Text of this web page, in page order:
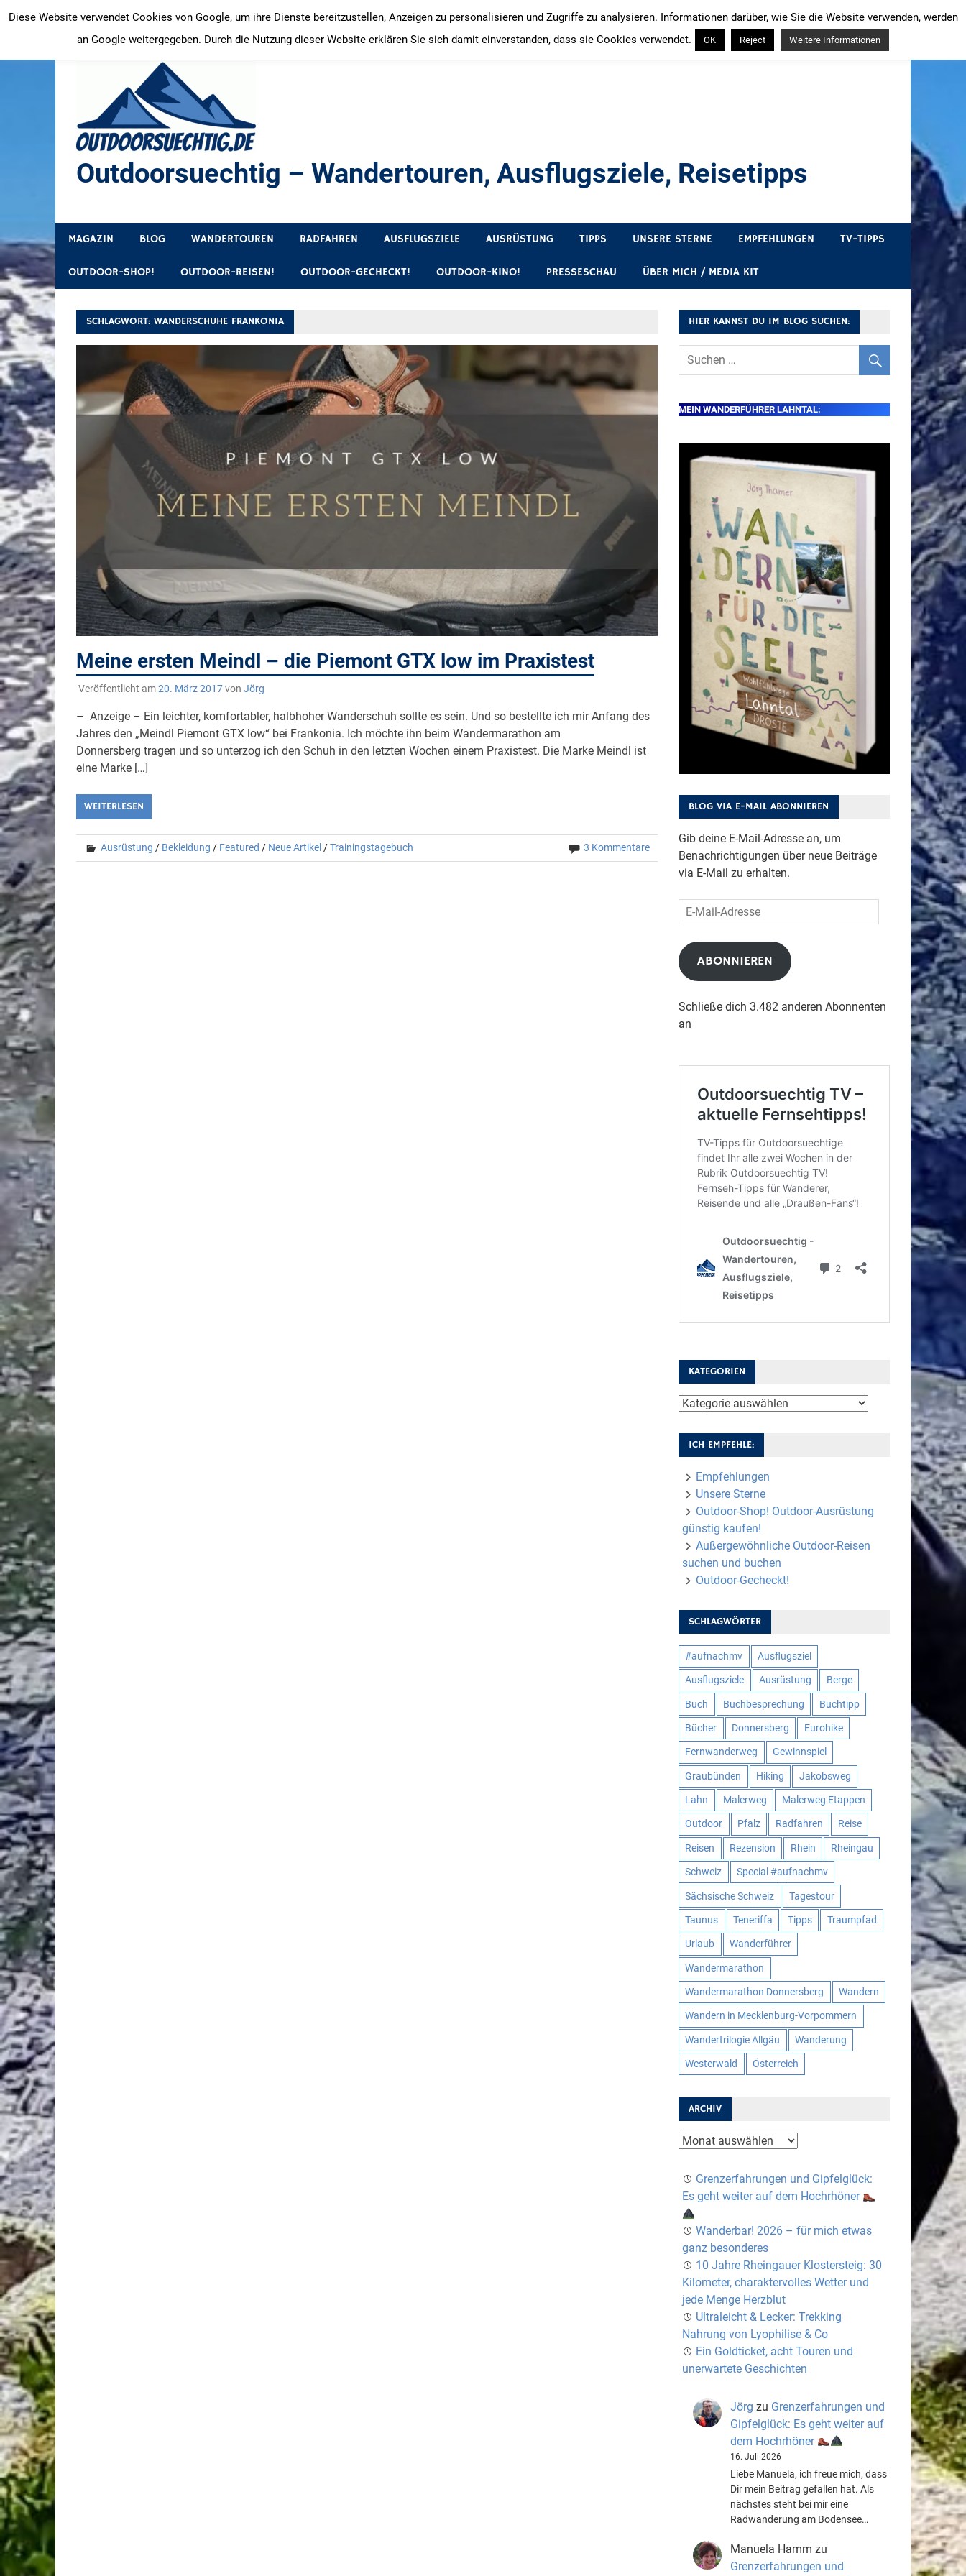
Inhalt
springen
Outdoorsuechtig – Wandertouren, Ausflugsziele, Reisetipps
MAGAZIN BLOG WANDERTOUREN RADFAHREN AUSFLUGSZIELE AUSRÜSTUNG TIPPS UNSERE STERNE EMPFEHLUNGEN TV-TIPPS
OUTDOOR-SHOP! OUTDOOR-REISEN! OUTDOOR-GECHECKT! OUTDOOR-KINO! PRESSESCHAU ÜBER MICH / MEDIA KIT
SCHLAGWORT: WANDERSCHUHE FRANKONIA
Meine ersten Meindl – die Piemont GTX low im Praxistest
Veröffentlicht am20. März 2017von Jörg
– Anzeige – Ein leichter, komfortabler, halbhoher Wanderschuh sollte es sein. Und so bestellte ich mir Anfang des
Jahres den „Meindl Piemont GTX low“ bei Frankonia. Ich möchte ihn beim Wandermarathon am
Donnersberg tragen und so unterzog ich den Schuh in den letzten Wochen einem Praxistest. Die Marke Meindl ist
eine Marke […]
WEITERLESEN
Ausrüstung / Bekleidung / Featured / Neue Artikel /Trainingstagebuch 3 Kommentare
HIER KANNST DU IM BLOG SUCHEN:
MEIN WANDERFÜHRER LAHNTAL:
BLOG VIA E-MAIL ABONNIEREN
Gib deine E-Mail-Adresse an, um
Benachrichtigungen über neue Beiträge
via E-Mail zu erhalten.
E-
Mail-
Adresse
ABONNIEREN
Schließe dich 3.482 anderen Abonnenten
an
KATEGORIEN
Kategorien
ICH EMPFEHLE:
Empfehlungen
Unsere Sterne
Outdoor-Shop! Outdoor-Ausrüstung
günstig kaufen!
Außergewöhnliche Outdoor-Reisen
suchen und buchen
Outdoor-Gecheckt!
SCHLAGWÖRTER
#aufnachmv Ausflugsziel
Ausflugsziele Ausrüstung Berge
Buch Buchbesprechung Buchtipp
Bücher Donnersberg Eurohike
Fernwanderweg Gewinnspiel
Graubünden Hiking Jakobsweg
Lahn Malerweg Malerweg Etappen
Outdoor Pfalz Radfahren Reise
Reisen Rezension Rhein Rheingau
Schweiz Special #aufnachmv
Sächsische Schweiz Tagestour
Taunus Teneriffa Tipps Traumpfad
Urlaub Wanderführer
Wandermarathon
Wandermarathon Donnersberg Wandern
Wandern in Mecklenburg-Vorpommern
Wandertrilogie Allgäu Wanderung
Westerwald Österreich
ARCHIV
Archiv
Grenzerfahrungen und Gipfelglück:
Es geht weiter auf dem Hochrhöner
Wanderbar! 2026 – für mich etwas
ganz besonderes
10 Jahre Rheingauer Klostersteig: 30
Kilometer, charaktervolles Wetter und
jede Menge Herzblut
Ultraleicht & Lecker: Trekking
Nahrung von Lyophilise & Co
Ein Goldticket, acht Touren und
unerwartete Geschichten
Jörg zu Grenzerfahrungen und
Gipfelglück: Es geht weiter auf
dem Hochrhöner
16. Juli 2026
Liebe Manuela, ich freue mich, dass
Dir mein Beitrag gefallen hat. Als
nächstes steht bei mir eine
Radwanderung am Bodensee…
Manuela Hamm zu
Grenzerfahrungen und
Diese Website verwendet Cookies von Google, um ihre Dienste bereitzustellen, Anzeigen zu personalisieren und Zugriffe zu analysieren. Informationen darüber, wie Sie die Website verwenden, werden
an Google weitergegeben. Durch die Nutzung dieser Website erklären Sie sich damit einverstanden, dass sie Cookies verwendet.
OK Reject Weitere Informationen